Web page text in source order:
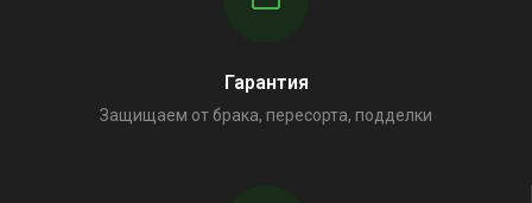
Гарантия
Защищаем от брака, пересорта, подделки